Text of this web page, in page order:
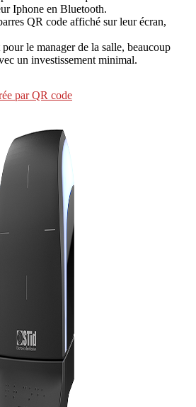
Iphone en Bluetooth.
QR code affiché sur leur écran,
le manager de la salle, beaucoup
un investissement minimal.
par QR code